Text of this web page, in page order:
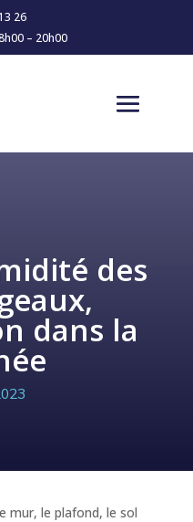
26
– 20h00
des
dans la
mur, le plafond, le sol